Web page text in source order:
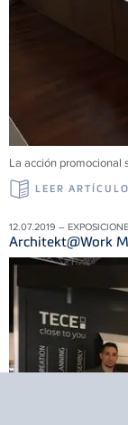
La acción promocional
LEER ARTÍCULO
12.07.2019 –
Architekt@Work